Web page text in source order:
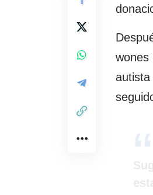
wones
autista